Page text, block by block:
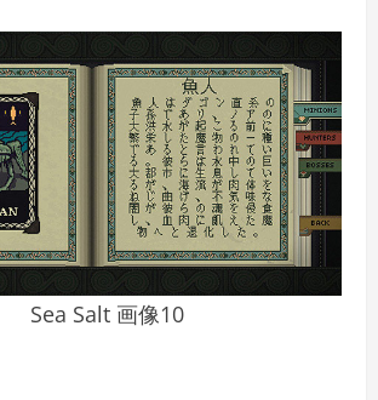
Sea Salt 画像10